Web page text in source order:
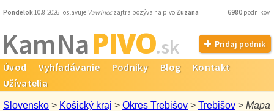
Pondelok10.8.2026 oslavuje Vavrineczajtra pozýva na pivo Zuzana 6980 podnikov
Kam NaPIVO.sk Pridaj podnik
Úvod Vyhľadávanie Podniky Blog
Kontakt
Užívatelia
Slovensko > Košický kraj > Okres Trebišov > Trebišov > Mapa